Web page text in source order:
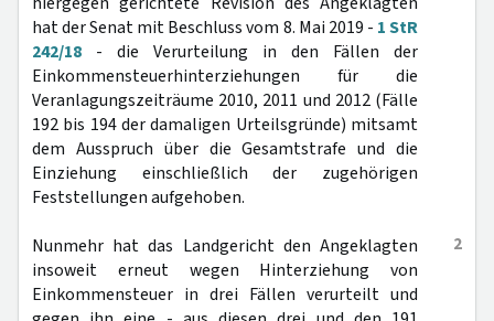
hat der Senat mit Beschluss vom 8. Mai 2019 - 1 StR
242/18 - die Verurteilung in den Fällen der
Einkommensteuerhinterziehungen für die
Veranlagungszeiträume 2010, 2011 und 2012 (Fälle
192 bis 194 der damaligen Urteilsgründe) mitsamt
dem Ausspruch über die Gesamtstrafe und die
Einziehung einschließlich der zugehörigen
Feststellungen aufgehoben.
2
Nunmehr hat das Landgericht den Angeklagten
insoweit erneut wegen Hinterziehung von
Einkommensteuer in drei Fällen verurteilt und